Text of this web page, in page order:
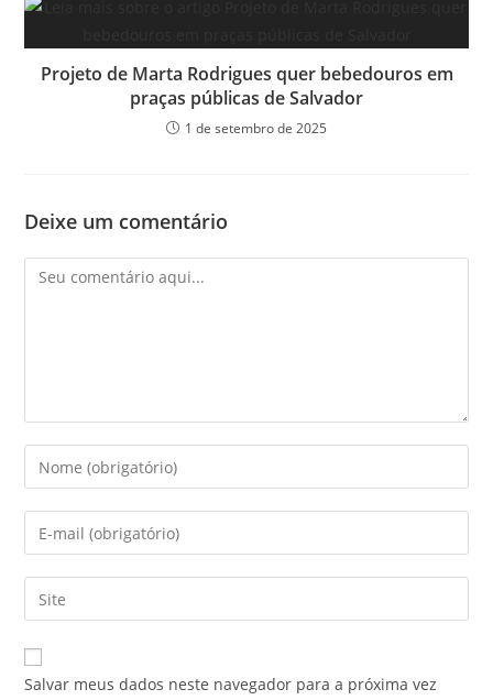
Projeto de Marta Rodrigues quer bebedouros em
praças públicas de Salvador
1 de setembro de 2025
Deixe um comentário
Salvar meus dados neste navegador para a próxima vez